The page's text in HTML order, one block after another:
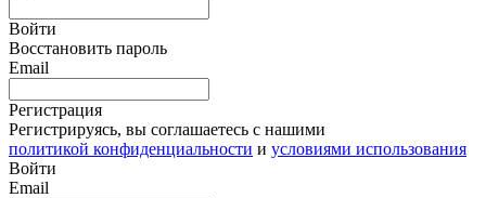
Войти
Восстановить пароль
Email
Регистрация
Регистрируясь, вы соглашаетесь с нашими
политикой конфиденциальности и условиями использования
Войти
Email